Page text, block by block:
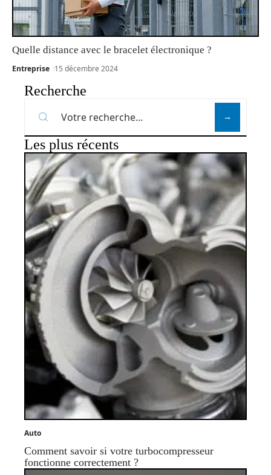
Quelle distance avec le bracelet électronique ?
Entreprise 15 décembre 2024
Recherche
Les plus récents
Auto
Comment savoir si votre turbocompresseur
fonctionne correctement ?